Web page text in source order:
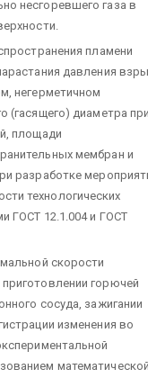
несгоревшего газа в
пламени
давления
негерметичном
(гасящего) диаметра
площади
мембран и
разработке
технологических
ГОСТ 12.1.004 и ГОСТ
скорости
горючей
сосуда, зажигании
изменения во